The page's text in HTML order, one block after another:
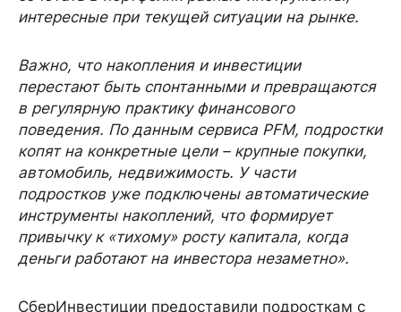
интересные при текущей ситуации на рынке.
Важно, что накопления и инвестиции
перестают быть спонтанными и превращаются
в регулярную практику финансового
поведения. По данным сервиса PFM, подростки
копят на конкретные цели – крупные покупки,
автомобиль, недвижимость. У части
подростков уже подключены автоматические
инструменты накоплений, что формирует
привычку к «тихому» росту капитала, когда
деньги работают на инвестора незаметно».
СберИнвестиции предоставили подросткам с